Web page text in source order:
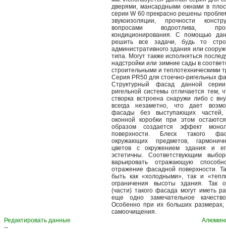
дверями, мансардными окнами в
серии W 60 прекрасно решены
звукоизоляции, прочности
вопросами водоотлива,
кондиционирования. С помощью
решить все задачи, будь то
административного здания или
типа. Могут также исполняться
надстройки или зимние сады в
строительными и теплотехническими
Серия PR50 для стоечно-ригельных
Структурный фасад данной
ригельной системы отличается тем,
створка встроена снаружи либо с
всегда незаметно, что дает
фасады без выступающих
оконной коробки при этом
образом создается эффект
поверхности. Блеск такого
окружающих предметов,
цветов с окружением здания и
эстетичны. Соответствующим
варьировать отражающую
отражение фасадной поверхности.
быть как «холодными», так и
ограничения высоты здания. Так
(части) такого фасада могут иметь
еще одно замечательное
Особенно при их больших
самоочищения.
Редактировать данные
--